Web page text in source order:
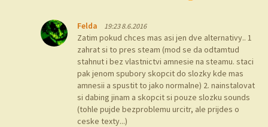
Felda 19:23 8.6.2016
Zatim pokud chces mas asi jen dve alternativy.. 1
zahrat si to pres steam (mod se da odtamtud
stahnut i bez vlastnictvi amnesie na steamu. staci
pak jenom spubory skopcit do slozky kde mas
amnesii a spustit to jako normalne) 2. nainstalovat
si dabing jinam a skopcit si pouze slozku sounds
(tohle pujde bezproblemu urcitr, ale prijdes o
ceske texty...)